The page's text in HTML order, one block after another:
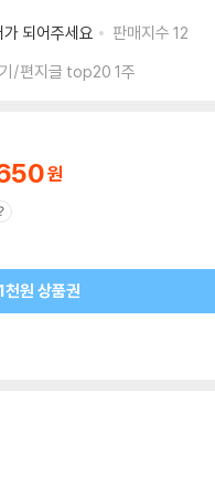
되어주세요
판매지수 12
/편지글 top20 1주
천원 상품권